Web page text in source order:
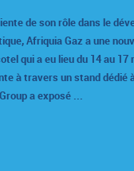
de son rôle dans le
Afriquia Gaz a une
qui a eu lieu du 14 au 17
à travers un stand dédié
a exposé ...